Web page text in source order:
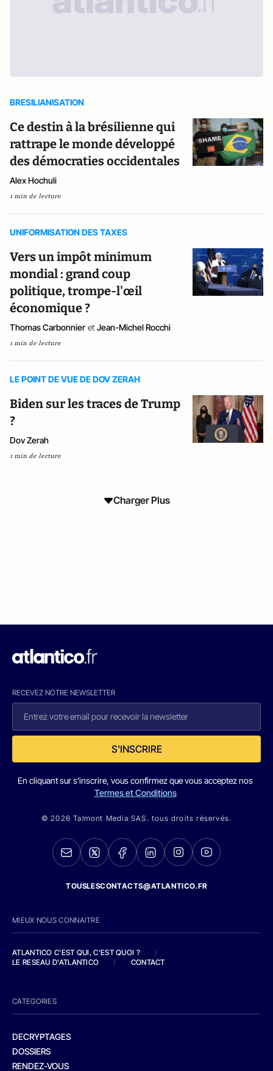
BRESILIANISATION
Ce destin à la brésilienne qui
rattrape le monde développé
des démocraties occidentales
Alex Hochuli
1 min de lecture
UNIFORMISATION DES TAXES
Vers un impôt minimum
mondial : grand coup
politique, trompe-l'œil
économique ?
Thomas Carbonnier et Jean-Michel Rocchi
1 min de lecture
LE POINT DE VUE DE DOV ZERAH
Biden sur les traces de Trump
?
Dov Zerah
1 min de lecture
Charger Plus
RECEVEZ NOTRE NEWSLETTER
S'INSCRIRE
En cliquant sur s'inscrire, vous confirmez que vous acceptez nos
Termes et Conditions
© 2026 Talmont Media SAS. tous droits réservés.
TOUSLESCONTACTS@ATLANTICO.FR
MIEUX NOUS CONNAITRE
ATLANTICO C'EST QUI, C'EST QUOI ?
/
LE RESEAU D'ATLANTICO
/ CONTACT
CATEGORIES
DECRYPTAGES
DOSSIERS
RENDEZ-VOUS